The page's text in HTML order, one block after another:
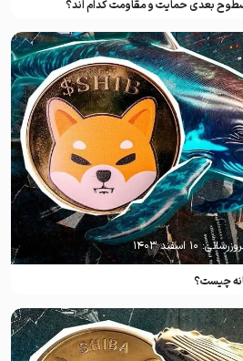
سطوح بعدی حمایت و مقاومت کدام اند؟
چیست؟
۱۰ اسفند ۱۴۰۳